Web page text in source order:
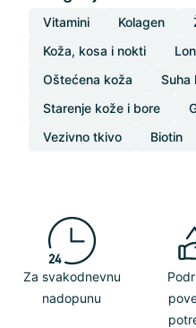
Vitamini Kolagen
Koža, kosa i nokti
Oštećena koža
Suha
Starenje kože i bore
Vezivno tkivo
Biotin
Za svakodnevnu
nadopunu